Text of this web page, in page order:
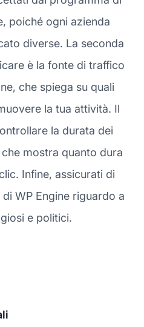
poiché ogni azienda
diverse. La seconda
è la fonte di traffico
che spiega su quali
la tua attività. Il
la durata dei
mostra quanto dura
Infine, assicurati di
WP Engine riguardo a
e politici.